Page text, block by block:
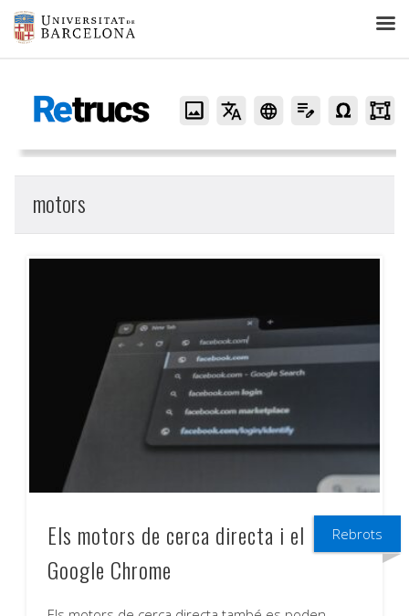
Retrucs
motors
Rebrots
Els motors de cerca directa i el
Google Chrome